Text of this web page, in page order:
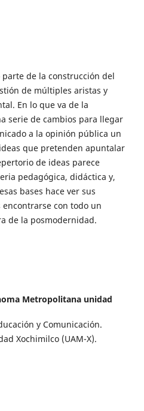
de la construcción del
de múltiples aristas y
En lo que va de la
serie de cambios para llegar
a la opinión pública un
que pretenden apuntalar
de ideas parece
pedagógica, didáctica y,
bases hace ver sus
con todo un
de la posmodernidad.
Metropolitana unidad
y Comunicación.
Xochimilco (UAM-X).